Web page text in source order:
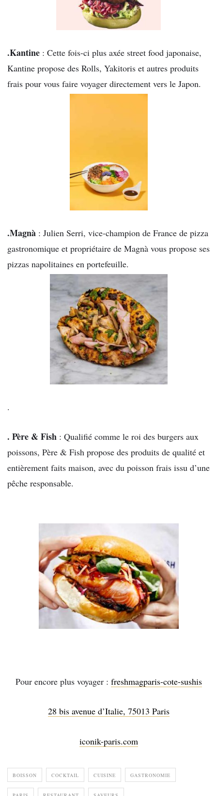
.Kantine : Cette fois-ci plus axée street food japonaise,
Kantine propose des Rolls, Yakitoris et autres produits
frais pour vous faire voyager directement vers le Japon.
.Magnà : Julien Serri, vice-champion de France de pizza
gastronomique et propriétaire de Magnà vous propose ses
pizzas napolitaines en portefeuille.
.
. Père & Fish : Qualifié comme le roi des burgers aux
poissons, Père & Fish propose des produits de qualité et
entièrement faits maison, avec du poisson frais issu d’une
pêche responsable.
Pour encore plus voyager : freshmagparis-cote-sushis
28 bis avenue d’Italie, 75013 Paris
iconik-paris.com
BOISSON COCKTAIL CUISINE GASTRONOMIE